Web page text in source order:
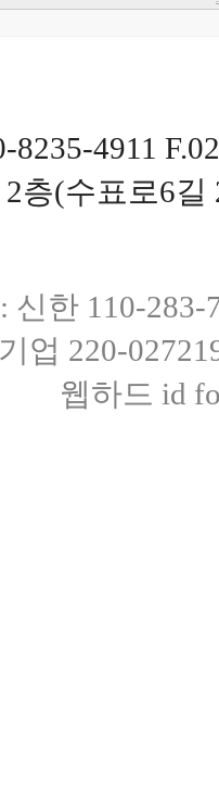
8235-4911
층(수표로6
신한 110-
기업 220-
웹하드 id